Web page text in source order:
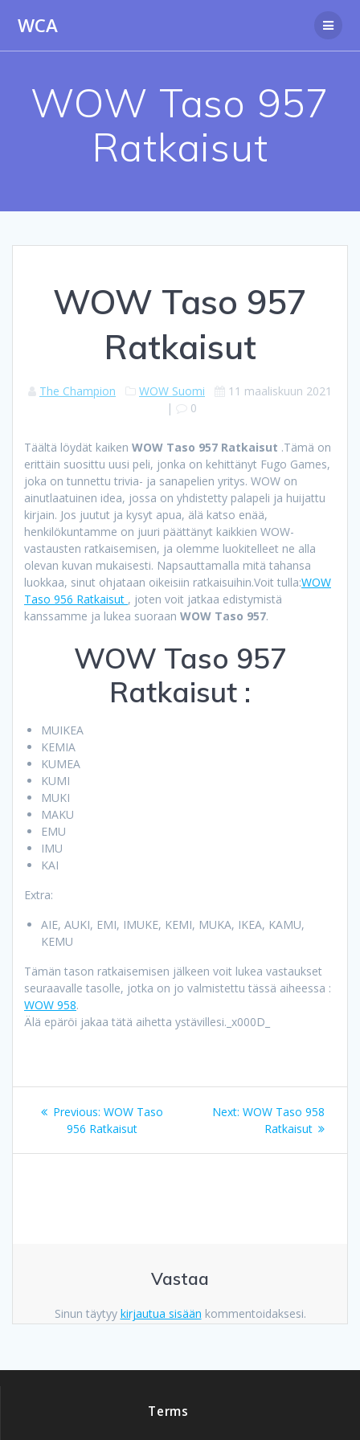
WCA
WOW Taso 957
Ratkaisut
WOW Taso 957
Ratkaisut
The Champion WOW Suomi
11 maaliskuun 2021
|
0
Täältä löydät kaiken WOW Taso 957 Ratkaisut .Tämä on
erittäin suosittu uusi peli, jonka on kehittänyt Fugo Games,
joka on tunnettu trivia- ja sanapelien yritys. WOW on
ainutlaatuinen idea, jossa on yhdistetty palapeli ja huijattu
kirjain. Jos juutut ja kysyt apua, älä katso enää,
henkilökuntamme on juuri päättänyt kaikkien WOW-
vastausten ratkaisemisen, ja olemme luokitelleet ne alla
olevan kuvan mukaisesti. Napsauttamalla mitä tahansa
luokkaa, sinut ohjataan oikeisiin ratkaisuihin.Voit tulla:WOW
Taso 956 Ratkaisut , joten voit jatkaa edistymistä
kanssamme ja lukea suoraan WOW Taso 957.
WOW Taso 957
Ratkaisut :
MUIKEA
KEMIA
KUMEA
KUMI
MUKI
MAKU
EMU
IMU
KAI
Extra:
AIE, AUKI, EMI, IMUKE, KEMI, MUKA, IKEA, KAMU,
KEMU
Tämän tason ratkaisemisen jälkeen voit lukea vastaukset
seuraavalle tasolle, jotka on jo valmistettu tässä aiheessa :
WOW 958.
Älä epäröi jakaa tätä aihetta ystävillesi._x000D_
Artikkelien
selaus
Previous: Previous
post:
WOW Taso
956 Ratkaisut
Next: Next
post:
WOW Taso 958
Ratkaisut
Vastaa
Sinun täytyy kirjautua sisään kommentoidaksesi.
Terms